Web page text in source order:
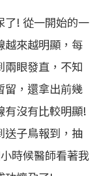
了! 從一開始的一
越來越明顯，每
兩眼發直，不知
留，還拿出前幾
有沒有比較明顯!
送子鳥報到，抽
時候醫師看著我